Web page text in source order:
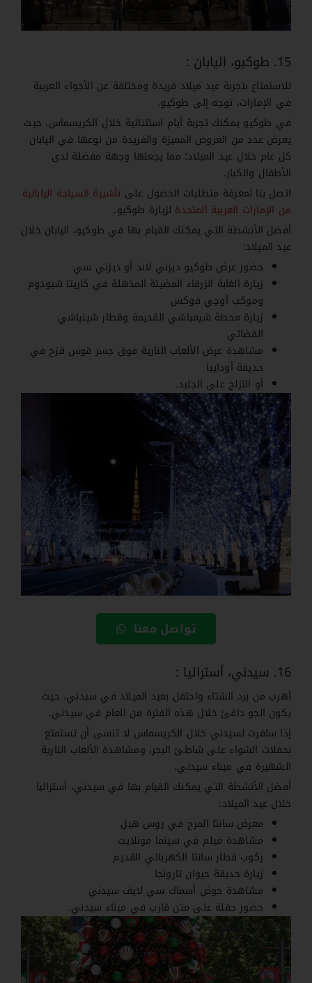
15. طوكيو، اليابان :
للاستمتاع بتجربة عيد ميلاد فريدة ومختلفة عن الأجواء العربية
في الإمارات، توجه إلى طوكيو.
في طوكيو يمكنك تجربة أيام استثنائية خلال الكريسماس، حيث
يعرض عدد من العروض المميزة والفريدة من نوعها في اليابان
كل عام خلال عيد الميلاد؛ مما يجعلها وجهة مفضلة لدى
الأطفال والكبار.
اتصل بنا لمعرفة متطلبات الحصول على تأشيرة السياحة اليابانية
من الإمارات العربية المتحدة لزيارة طوكيو.
أفضل الأنشطة التي يمكنك القيام بها في طوكيو، اليابان خلال
عيد الميلاد:
حضور عرض طوكيو ديزني لاند أو ديزني سي
زيارة الغابة الزرقاء المضيئة المذهلة في كاريتا شيودوم
وموكب أوجي فوكس
زيارة محطة شيمباشي القديمة وقطار شينباشي
الفضائي
مشاهدة عرض الألعاب النارية فوق جسر قوس قزح في
حديقة أودايبا
أو التزلج على الجليد.
تواصل معنا
16. سيدني، أستراليا :
أهرب من برد الشتاء واحتفل بعيد الميلاد في سيدني، حيث
يكون الجو دافئ خلال هذه الفترة من العام في سيدني.
إذا سافرت لسيدني خلال الكريسماس لا تنسى أن تستمتع
بحفلات الشواء على شاطئ البحر، ومشاهدة الألعاب النارية
الشهيرة في ميناء سيدني.
أفضل الأنشطة التي يمكنك القيام بها في سيدني، أستراليا
خلال عيد الميلاد:
معرض سانتا المرح في روس هيل
مشاهدة فيلم في سينما مونلايت
ركوب قطار سانتا الكهربائي القديم
زيارة حديقة حيوان تارونجا
مشاهدة حوض أسماك سي لايف سيدني
حضور حفلة على متن قارب في ميناء سيدني.